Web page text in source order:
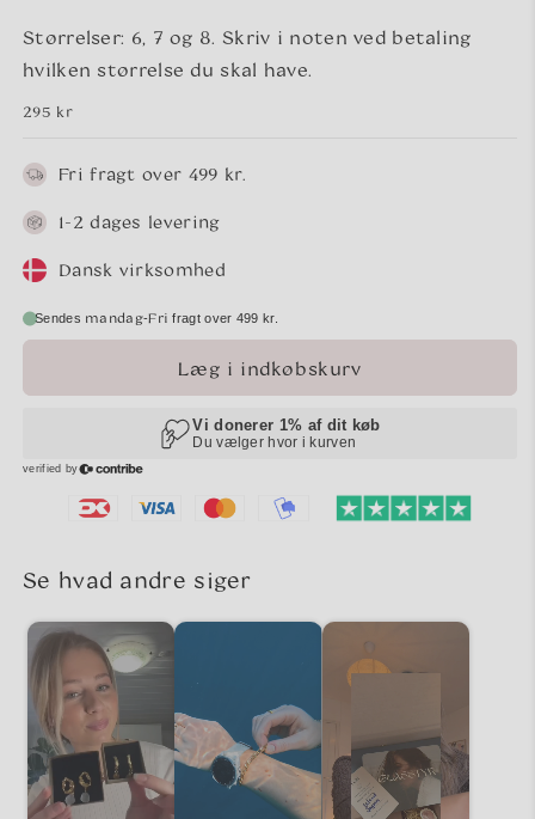
Størrelser: 6, 7 og 8. Skriv i noten ved betaling
hvilken størrelse du skal have.
Normalpris
295 kr
Fri fragt over 499 kr.
1-2 dages levering
Dansk virksomhed
Sendes mandag-Fri fragt over 499 kr.
Læg i indkøbskurv
Se hvad andre siger